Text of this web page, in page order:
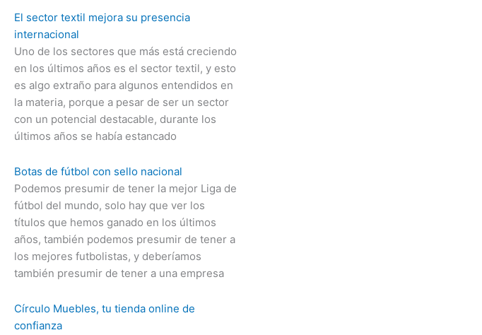
El sector textil mejora su presencia
internacional
Uno de los sectores que más está creciendo
en los últimos años es el sector textil, y esto
es algo extraño para algunos entendidos en
la materia, porque a pesar de ser un sector
con un potencial destacable, durante los
últimos años se había estancado
Botas de fútbol con sello nacional
Podemos presumir de tener la mejor Liga de
fútbol del mundo, solo hay que ver los
títulos que hemos ganado en los últimos
años, también podemos presumir de tener a
los mejores futbolistas, y deberíamos
también presumir de tener a una empresa
Círculo Muebles, tu tienda online de
confianza